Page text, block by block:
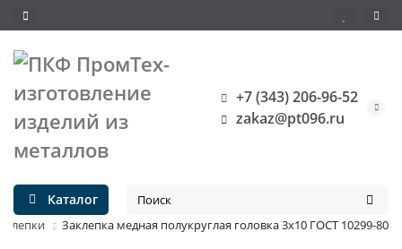
+7 (343) 206-96-52
zakaz@pt096.ru
Каталог
Заклепка медная полукруглая головка 3x10 ГОСТ 10299-80